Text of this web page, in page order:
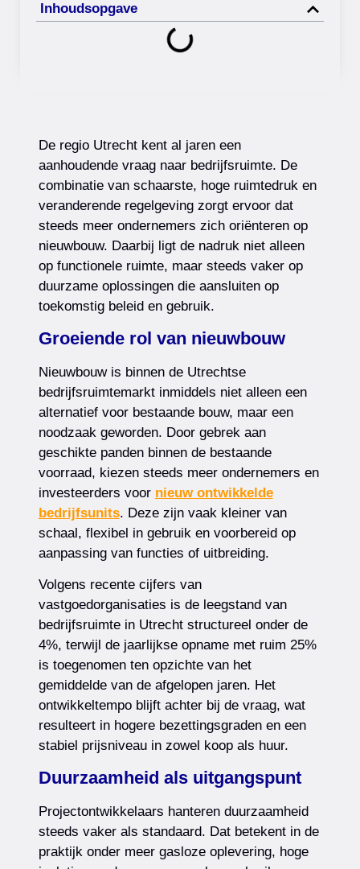
Inhoudsopgave
De regio Utrecht kent al jaren een
aanhoudende vraag naar bedrijfsruimte. De
combinatie van schaarste, hoge ruimtedruk en
veranderende regelgeving zorgt ervoor dat
steeds meer ondernemers zich oriënteren op
nieuwbouw. Daarbij ligt de nadruk niet alleen
op functionele ruimte, maar steeds vaker op
duurzame oplossingen die aansluiten op
toekomstig beleid en gebruik.
Groeiende rol van nieuwbouw
Nieuwbouw is binnen de Utrechtse
bedrijfsruimtemarkt inmiddels niet alleen een
alternatief voor bestaande bouw, maar een
noodzaak geworden. Door gebrek aan
geschikte panden binnen de bestaande
voorraad, kiezen steeds meer ondernemers en
investeerders voor nieuw ontwikkelde
bedrijfsunits. Deze zijn vaak kleiner van
schaal, flexibel in gebruik en voorbereid op
aanpassing van functies of uitbreiding.
Volgens recente cijfers van
vastgoedorganisaties is de leegstand van
bedrijfsruimte in Utrecht structureel onder de
4%, terwijl de jaarlijkse opname met ruim 25%
is toegenomen ten opzichte van het
gemiddelde van de afgelopen jaren. Het
ontwikkeltempo blijft achter bij de vraag, wat
resulteert in hogere bezettingsgraden en een
stabiel prijsniveau in zowel koop als huur.
Duurzaamheid als uitgangspunt
Projectontwikkelaars hanteren duurzaamheid
steeds vaker als standaard. Dat betekent in de
praktijk onder meer gasloze oplevering, hoge